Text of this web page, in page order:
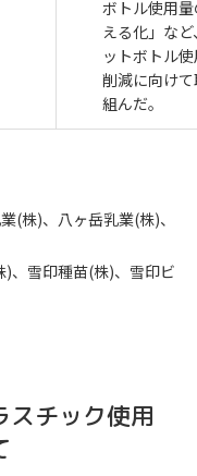
ボトル使用
える化」な
ットボトル
削減に向け
組んだ。
(株)、八ヶ岳乳業(株)、
、雪印種苗(株)、雪印ビ
スチック使用